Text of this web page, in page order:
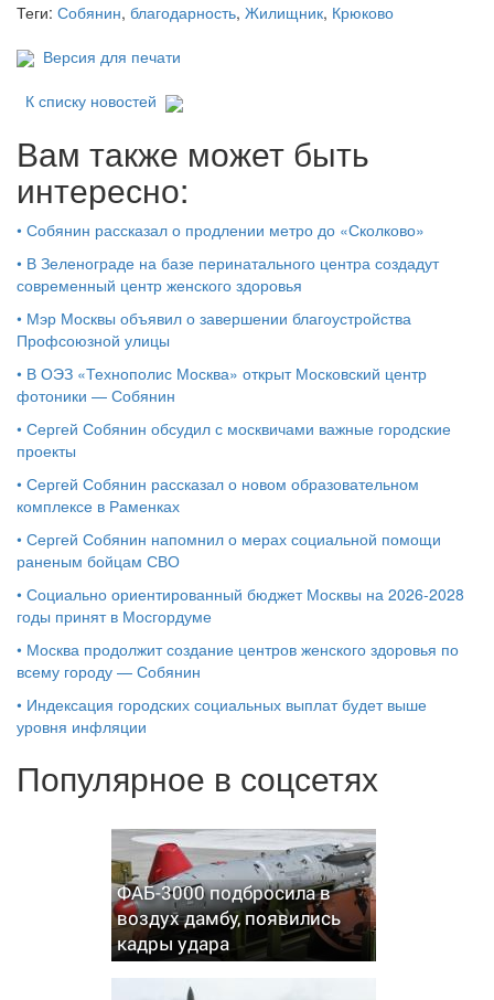
Теги: Собянин, благодарность, Жилищник, Крюково
Версия для печати
К списку новостей
Вам также может быть
интересно:
• Собянин рассказал о продлении метро до «Сколково»
• В Зеленограде на базе перинатального центра создадут
современный центр женского здоровья
• Мэр Москвы объявил о завершении благоустройства
Профсоюзной улицы
• В ОЭЗ «Технополис Москва» открыт Московский центр
фотоники — Собянин
• Сергей Собянин обсудил с москвичами важные городские
проекты
• Сергей Собянин рассказал о новом образовательном
комплексе в Раменках
• Сергей Собянин напомнил о мерах социальной помощи
раненым бойцам СВО
• Социально ориентированный бюджет Москвы на 2026-2028
годы принят в Мосгордуме
• Москва продолжит создание центров женского здоровья по
всему городу — Собянин
• Индексация городских социальных выплат будет выше
уровня инфляции
Популярное в соцсетях
ФАБ-3000 подбросила в
воздух дамбу, появились
кадры удара